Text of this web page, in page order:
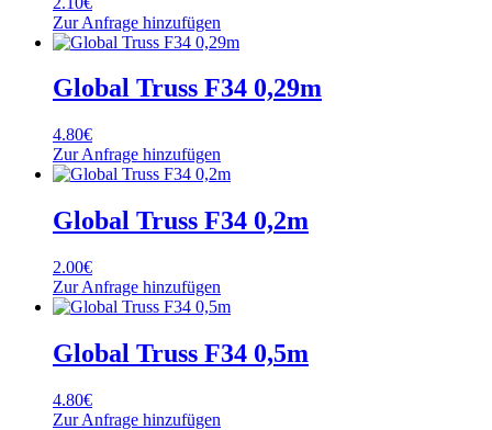
Zur Anfrage hinzufügen
Global Truss F34 0,29m
4.80€
Zur Anfrage hinzufügen
Global Truss F34 0,2m
2.00€
Zur Anfrage hinzufügen
Global Truss F34 0,5m
4.80€
Zur Anfrage hinzufügen